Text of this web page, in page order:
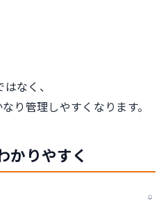
なく、
り管理しやすくなります。
かりやすく